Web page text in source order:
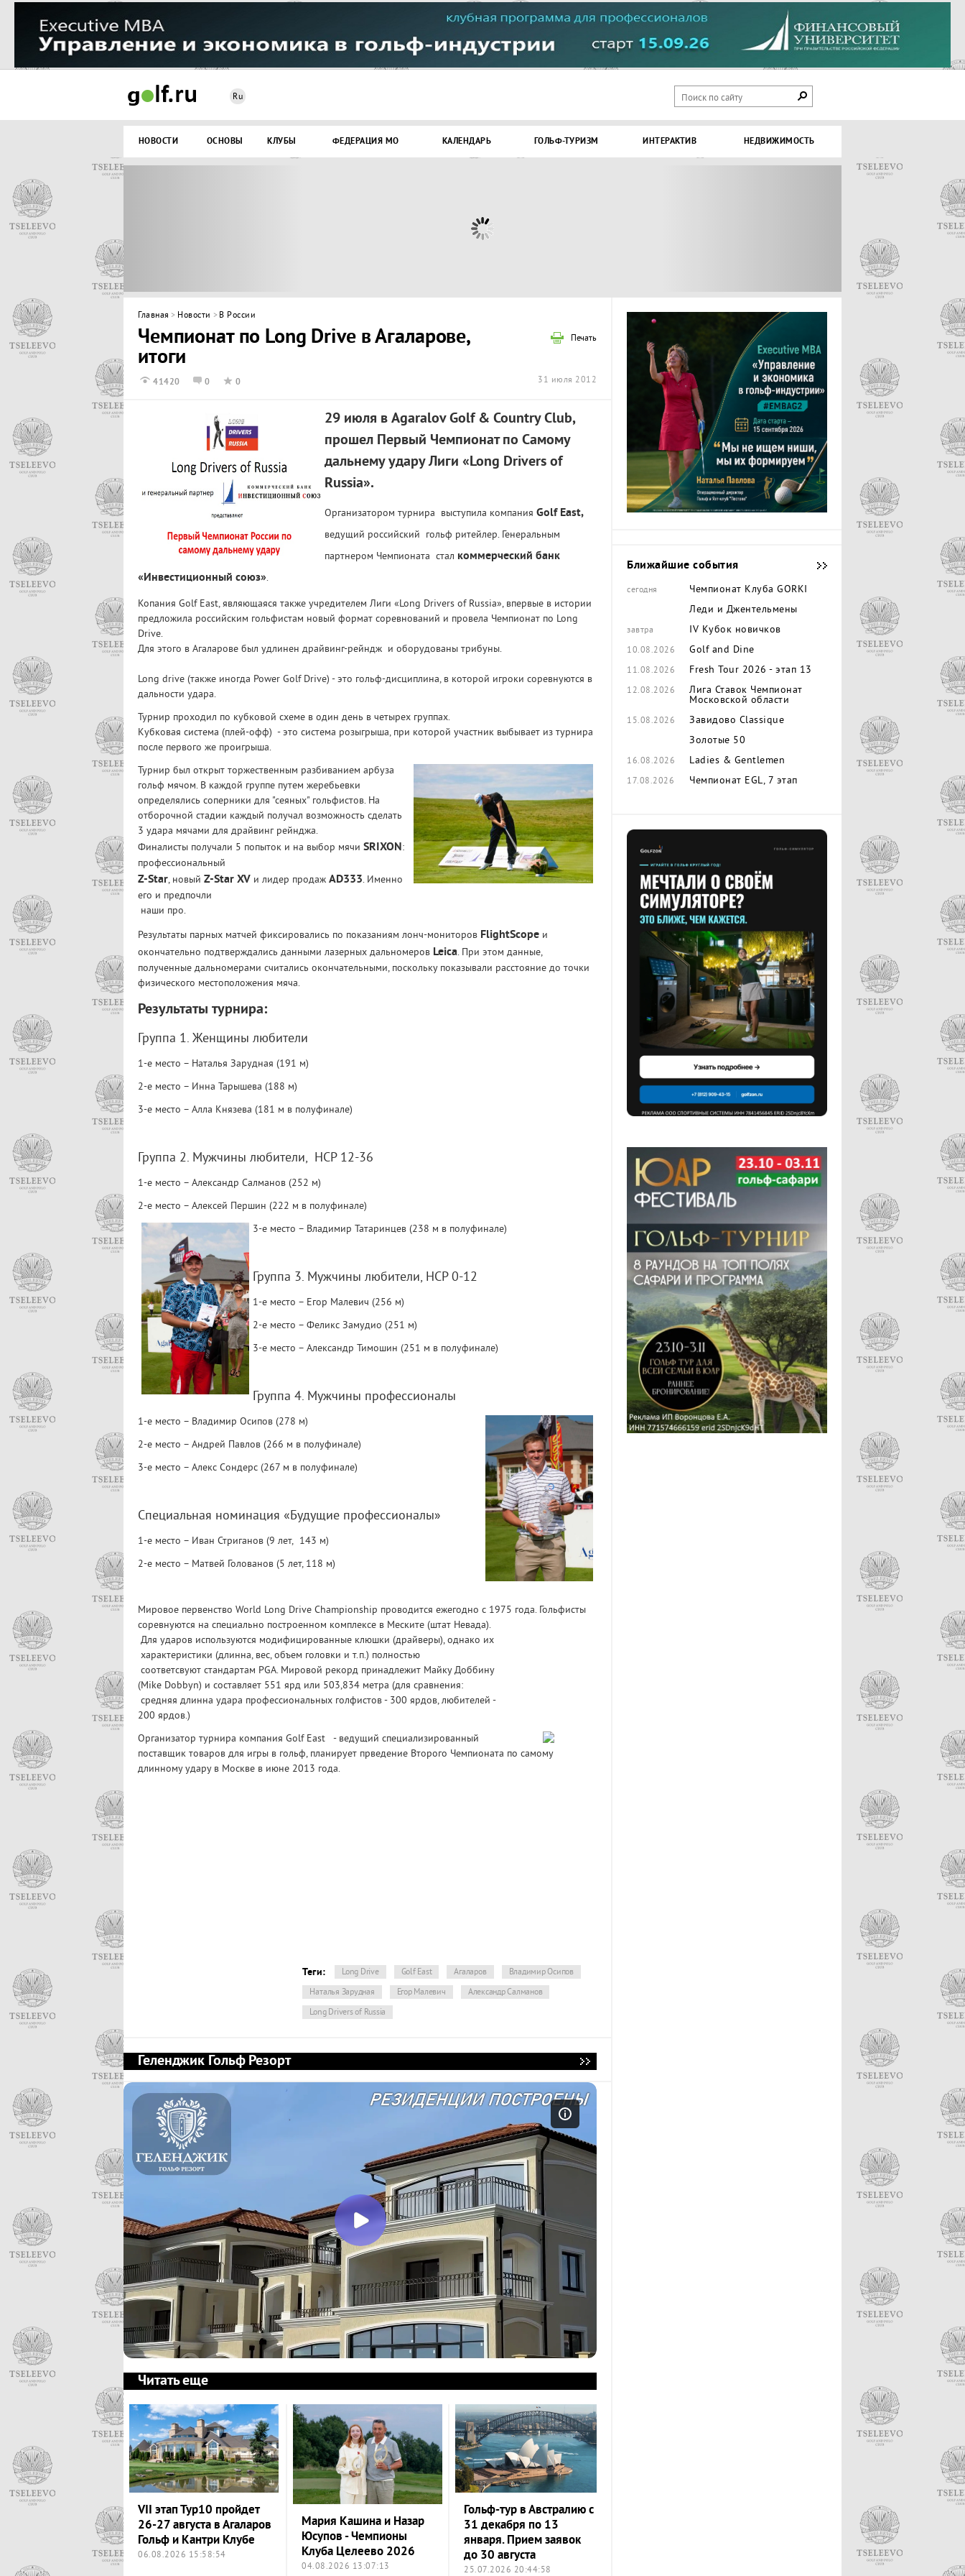
Ru
НОВОСТИ ОСНОВЫ КЛУБЫ ФЕДЕРАЦИЯ МО КАЛЕНДАРЬ ГОЛЬФ-ТУРИЗМ ИНТЕРАКТИВ НЕДВИЖИМОСТЬ
Главная > Новости > В России
Печать
Чемпионат по Long Drive в Агаларове,
итоги
41420 0 0 31 июля 2012
29 июля в Agaralov Golf & Country Club,
прошел Первый Чемпионат по Самому
дальнему удару Лиги «Long Drivers of
Russia».
Организатором турнира выступила компания Golf East,
ведущий российский гольф ритейлер. Генеральным
партнером Чемпионата стал коммерческий банк
«Инвестиционный союз».
Копания Golf East, являющаяся также учредителем Лиги «Long Drivers of Russia», впервые в истории
предложила российским гольфистам новый формат соревнований и провела Чемпионат по Long
Drive.
Для этого в Агаларове был удлинен драйвинг-рейндж и оборудованы трибуны.
Long drive (также иногда Power Golf Drive) - это гольф-дисциплина, в которой игроки соревнуются в
дальности удара.
Турнир проходил по кубковой схеме в один день в четырех группах.
Кубковая система (плей-офф) - это система розыгрыша, при которой участник выбывает из турнира
после первого же проигрыша.
Турнир был открыт торжественным разбиванием арбуза
гольф мячом. В каждой группе путем жеребьевки
определялись соперники для "сеяных" гольфистов. На
отборочной стадии каждый получал возможность сделать
3 удара мячами для драйвинг рейнджа.
Финалисты получали 5 попыток и на выбор мячи SRIXON:
профессиональный
Z-Star, новый Z-Star XV и лидер продаж AD333. Именно
его и предпочли
наши про.
Результаты парных матчей фиксировались по показаниям лонч-мониторов FlightScope и
окончательно подтверждались данными лазерных дальномеров Leica. При этом данные,
полученные дальномерами считались окончательными, поскольку показывали расстояние до точки
физического местоположения мяча.
Результаты турнира:
Группа 1. Женщины любители
1-е место – Наталья Зарудная (191 м)
2-е место – Инна Тарышева (188 м)
3-е место – Алла Князева (181 м в полуфинале)
Группа 2. Мужчины любители, HCP 12-36
1-е место – Александр Салманов (252 м)
2-е место – Алексей Першин (222 м в полуфинале)
3-е место – Владимир Татаринцев (238 м в полуфинале)
Группа 3. Мужчины любители, HCP 0-12
1-е место – Егор Малевич (256 м)
2-е место – Феликс Замудио (251 м)
3-е место – Александр Тимошин (251 м в полуфинале)
Группа 4. Мужчины профессионалы
1-е место – Владимир Осипов (278 м)
2-е место – Андрей Павлов (266 м в полуфинале)
3-е место – Алекс Сондерс (267 м в полуфинале)
Специальная номинация «Будущие профессионалы»
1-е место – Иван Стриганов (9 лет, 143 м)
2-е место – Матвей Голованов (5 лет, 118 м)
Мировое первенство World Long Drive Championship проводится ежегодно с 1975 года. Гольфисты
соревнуются на специально построенном комплексе в Меските (штат Невада).
Для ударов используются модифицированные клюшки (драйверы), однако их
характеристики (длинна, вес, объем головки и т.п.) полностью
соответсвуют стандартам PGA. Мировой рекорд принадлежит Майку Доббину
(Mike Dobbyn) и составляет 551 ярд или 503,834 метра (для сравнения:
средняя длинна удара профессиональных голфистов - 300 ярдов, любителей -
200 ярдов.)
Организатор турнира компания Golf East
- ведущий специализированный
поставщик товаров для игры в гольф, планирует прведение Второго Чемпионата по самому
длинному удару в Москве в июне 2013 года.
Теги: Long Drive Golf East Агаларов
Владимир Осипов
Наталья Зарудная
Егор Малевич
Александр Салманов
Long Drivers of Russia
Геленджик Гольф Резорт
Читать еще
VII этап Тур10 пройдет
26-27 августа в Агаларов
Гольф и Кантри Клубе
06.08.2026 15:58:54
Мария Кашина и Назар
Юсупов - Чемпионы
Клуба Целеево 2026
04.08.2026 13:07:13
Гольф-тур в Австралию с
31 декабря по 13
января. Прием заявок
до 30 августа
25.07.2026 20:44:58
Ближайшие события
сегодня
Чемпионат Клуба GORKI
Леди и Джентельмены
завтра IV Кубок новичков
10.08.2026 Golf and Dine
11.08.2026 Fresh Tour 2026 - этап 13
12.08.2026
Лига Ставок Чемпионат
Московской области
15.08.2026
Завидово Classique
Золотые 50
16.08.2026 Ladies & Gentlemen
17.08.2026 Чемпионат EGL, 7 этап